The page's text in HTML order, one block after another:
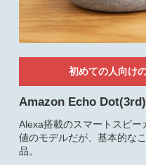
初めての人向け
Amazon Echo Dot(3rd)
Alexa搭載のスマートスピ
値のモデルだが、基本的な
品。